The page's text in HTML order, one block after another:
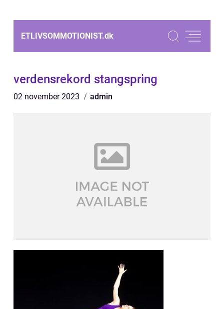
ETLIVSOMMOTIONIST.dk
verdensrekord stangspring
02 november 2023 admin